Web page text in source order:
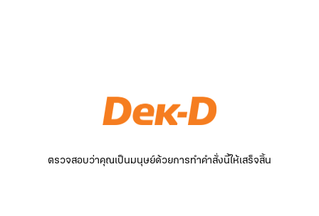
ตรวจสอบว่าคุณเป็นมนุษย์ด้วยการทำคำสั่งนี้ให้เสร็จสิ้น